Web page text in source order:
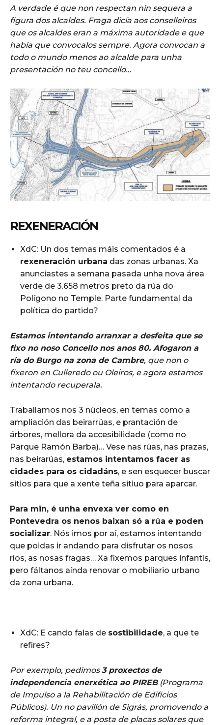
A verdade é que non respectan nin sequera a
figura dos alcaldes. Fraga dicía aos conselleiros
que os alcaldes eran a máxima autoridade e que
había que convocalos sempre. Agora convocan a
todo o mundo menos ao alcalde para unha
presentación no teu concello…
REXENERACIÓN
XdC: Un dos temas máis comentados é a
rexeneración urbana das zonas urbanas. Xa
anunciastes a semana pasada unha nova área
verde de 3.658 metros preto da rúa do
Polígono no Temple. Parte fundamental da
política do partido?
Estamos intentando arranxar a desfeita que se
fixo no noso Concello nos anos 80. Afogaron a
ría do Burgo na zona de Cambre, que non o
fixeron en Culleredo ou Oleiros, e agora estamos
intentando recuperala.
Traballamos nos 3 núcleos, en temas como a
ampliación das beirarrúas, e prantación de
árbores, mellora da accesibilidade (como no
Parque Ramón Barba)… Vese nas rúas, nas prazas,
nas beirarúas, estamos intentamos facer as
cidades para os cidadáns, e sen esquecer buscar
sitios para que a xente teña sitiuo para aparcar.
Para min, é unha envexa ver como en
Pontevedra os nenos baixan só a rúa e poden
socializar. Nós imos por aí, estamos intentando
que poidas ir andando para disfrutar os nosos
ríos, as nosas fragas… Xa fixemos parques infantís,
pero fáltanos aínda renovar o mobiliario urbano
da zona urbana.
XdC: E cando falas de sostibilidade, a que te
refires?
Por exemplo, pedimos3 proxectos de
independencia enerxética ao PIREB(Programa
de Impulso a la Rehabilitación de Edificios
Públicos). Un no pavillón de Sigrás, promovendo a
reforma integral, e a posta de placas solares que